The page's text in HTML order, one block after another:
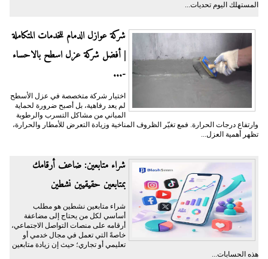
المستهلك اليوم تحديات...
شركة عوازل الدمام للخدمات المتكاملة
| أفضل شركة عزل اسطح بالاحساء
-...
اختيار شركة متخصصة في عزل الأسطح
لم يعد رفاهية، بل أصبح ضرورة لحماية
المباني من مشاكل التسرب والرطوبة
وارتفاع درجات الحرارة. فمع تغيّر الظروف المناخية وزيادة التعرض للأمطار والحرارة،
تظهر أهمية العزل...
شراء متابعين: ضاعف أرقامك
بمتابعين حقيقيين نشطين
شراء متابعين نشطين هو مطلب
أساسي لكل من يحتاج إلى مضاعفة
أرقامه على منصات التواصل الاجتماعي،
خاصةً التي تعمل في مجال خدمي أو
تعليمي أو تجاري؛ حيث إن زيادة متابعين
هذه الحسابات...